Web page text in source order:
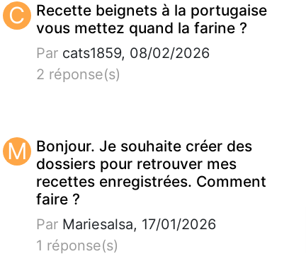
C
Recette beignets à la portugaise
vous mettez quand la farine ?
Parcats1859, 08/02/2026
2 réponse(s)
M Bonjour. Je souhaite créer des
dossiers pour retrouver mes
recettes enregistrées. Comment
faire ?
ParMariesalsa, 17/01/2026
1 réponse(s)